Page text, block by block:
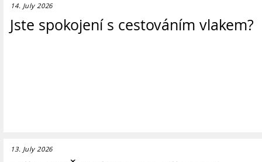
14. July 2026
Jste spokojení s cestováním vlakem?
13. July 2026